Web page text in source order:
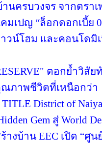
านครบวงจร จากตรา
มเปญ “ล็อกดอกเบี้ย
วน์โฮม และคอนโดมิ
ตอกย้ำวิสัย
ภาพชีวิตที่เหนือกว่า
District of
Gem สู่ World
งบ้าน EEC เปิด “ศู